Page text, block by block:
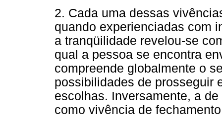
2. Cada uma dessas
quando experienciadas com
a tranqüilidade revelou-se
qual a pessoa se encontra
compreende globalmente o
possibilidades de prosseguir
escolhas. Inversamente, a
como vivência de